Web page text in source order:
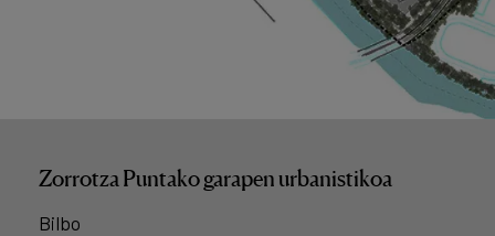
Zorrotza Puntako garapen urbanistikoa
Bilbo